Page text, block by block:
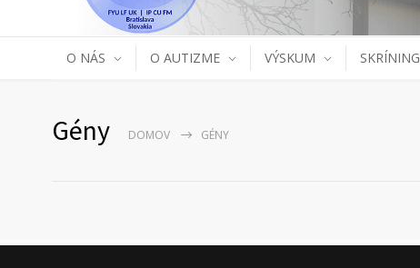
O NÁS O AUTIZME VÝSKUM SKRÍNING
Gény DOMOV GÉNY